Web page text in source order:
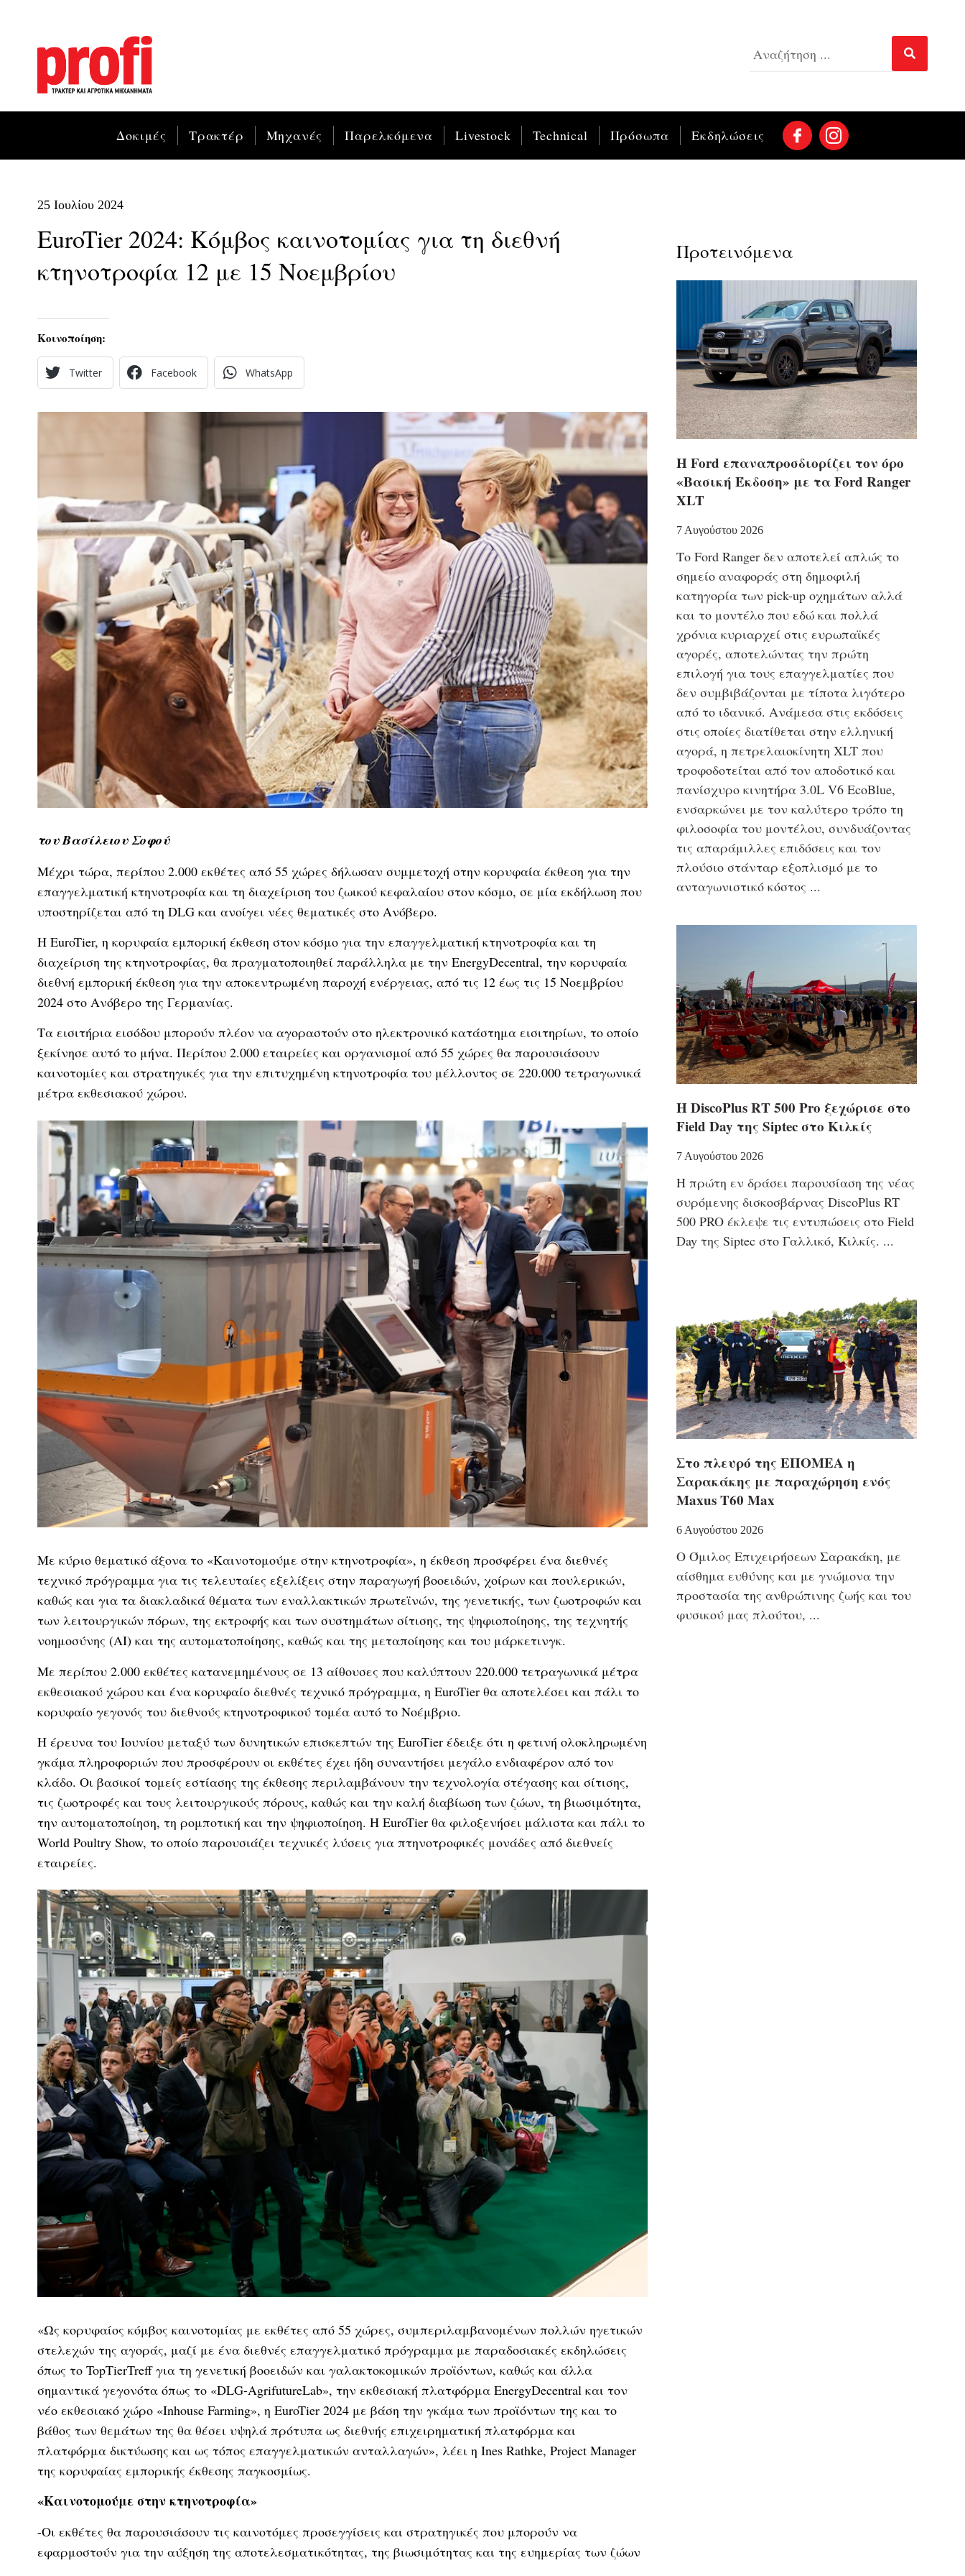
Δοκιμές Τρακτέρ Μηχανές Παρελκόμενα Livestock Technical Πρόσωπα Εκδηλώσεις
25 Ιουλίου 2024
EuroTier 2024: Kόμβος καινοτομίας για τη διεθνή
κτηνοτροφία 12 με 15 Νοεμβρίου
Κοινοποίηση:
Twitter Facebook WhatsApp
του Βασίλειου Σοφού
Μέχρι τώρα, περίπου 2.000 εκθέτες από 55 χώρες δήλωσαν συμμετοχή στην κορυφαία έκθεση για την
επαγγελματική κτηνοτροφία και τη διαχείριση του ζωικού κεφαλαίου στον κόσμο, σε μία εκδήλωση που
υποστηρίζεται από τη DLG και ανοίγει νέες θεματικές στο Ανόβερο.
Η EuroTier, η κορυφαία εμπορική έκθεση στον κόσμο για την επαγγελματική κτηνοτροφία και τη
διαχείριση της κτηνοτροφίας, θα πραγματοποιηθεί παράλληλα με την EnergyDecentral, την κορυφαία
διεθνή εμπορική έκθεση για την αποκεντρωμένη παροχή ενέργειας, από τις 12 έως τις 15 Νοεμβρίου
2024 στο Ανόβερο της Γερμανίας.
Τα εισιτήρια εισόδου μπορούν πλέον να αγοραστούν στο ηλεκτρονικό κατάστημα εισιτηρίων, το οποίο
ξεκίνησε αυτό το μήνα. Περίπου 2.000 εταιρείες και οργανισμοί από 55 χώρες θα παρουσιάσουν
καινοτομίες και στρατηγικές για την επιτυχημένη κτηνοτροφία του μέλλοντος σε 220.000 τετραγωνικά
μέτρα εκθεσιακού χώρου.
Με κύριο θεματικό άξονα το «Καινοτομούμε στην κτηνοτροφία», η έκθεση προσφέρει ένα διεθνές
τεχνικό πρόγραμμα για τις τελευταίες εξελίξεις στην παραγωγή βοοειδών, χοίρων και πουλερικών,
καθώς και για τα διακλαδικά θέματα των εναλλακτικών πρωτεϊνών, της γενετικής, των ζωοτροφών και
των λειτουργικών πόρων, της εκτροφής και των συστημάτων σίτισης, της ψηφιοποίησης, της τεχνητής
νοημοσύνης (AI) και της αυτοματοποίησης, καθώς και της μεταποίησης και του μάρκετινγκ.
Με περίπου 2.000 εκθέτες κατανεμημένους σε 13 αίθουσες που καλύπτουν 220.000 τετραγωνικά μέτρα
εκθεσιακού χώρου και ένα κορυφαίο διεθνές τεχνικό πρόγραμμα, η EuroTier θα αποτελέσει και πάλι το
κορυφαίο γεγονός του διεθνούς κτηνοτροφικού τομέα αυτό το Νοέμβριο.
Η έρευνα του Ιουνίου μεταξύ των δυνητικών επισκεπτών της EuroTier έδειξε ότι η φετινή ολοκληρωμένη
γκάμα πληροφοριών που προσφέρουν οι εκθέτες έχει ήδη συναντήσει μεγάλο ενδιαφέρον από τον
κλάδο. Οι βασικοί τομείς εστίασης της έκθεσης περιλαμβάνουν την τεχνολογία στέγασης και σίτισης,
τις ζωοτροφές και τους λειτουργικούς πόρους, καθώς και την καλή διαβίωση των ζώων, τη βιωσιμότητα,
την αυτοματοποίηση, τη ρομποτική και την ψηφιοποίηση. Η EuroTier θα φιλοξενήσει μάλιστα και πάλι το
World Poultry Show, το οποίο παρουσιάζει τεχνικές λύσεις για πτηνοτροφικές μονάδες από διεθνείς
εταιρείες.
«Ως κορυφαίος κόμβος καινοτομίας με εκθέτες από 55 χώρες, συμπεριλαμβανομένων πολλών ηγετικών
στελεχών της αγοράς, μαζί με ένα διεθνές επαγγελματικό πρόγραμμα με παραδοσιακές εκδηλώσεις
όπως το TopTierTreff για τη γενετική βοοειδών και γαλακτοκομικών προϊόντων, καθώς και άλλα
σημαντικά γεγονότα όπως το «DLG-AgrifutureLab», την εκθεσιακή πλατφόρμα EnergyDecentral και τον
νέο εκθεσιακό χώρο «Inhouse Farming», η EuroTier 2024 με βάση την γκάμα των προϊόντων της και το
βάθος των θεμάτων της θα θέσει υψηλά πρότυπα ως διεθνής επιχειρηματική πλατφόρμα και
πλατφόρμα δικτύωσης και ως τόπος επαγγελματικών ανταλλαγών», λέει η Ines Rathke, Project Manager
της κορυφαίας εμπορικής έκθεσης παγκοσμίως.
«Καινοτομούμε στην κτηνοτροφία»
-Οι εκθέτες θα παρουσιάσουν τις καινοτόμες προσεγγίσεις και στρατηγικές που μπορούν να
εφαρμοστούν για την αύξηση της αποτελεσματικότητας, της βιωσιμότητας και της ευημερίας των ζώων
Προτεινόμενα
Η Ford επαναπροσδιορίζει τον όρο
«Βασική Έκδοση» με τα Ford Ranger
XLT
7 Αυγούστου 2026
Το Ford Ranger δεν αποτελεί απλώς το
σημείο αναφοράς στη δημοφιλή
κατηγορία των pick-up οχημάτων αλλά
και το μοντέλο που εδώ και πολλά
χρόνια κυριαρχεί στις ευρωπαϊκές
αγορές, αποτελώντας την πρώτη
επιλογή για τους επαγγελματίες που
δεν συμβιβάζονται με τίποτα λιγότερο
από το ιδανικό. Ανάμεσα στις εκδόσεις
στις οποίες διατίθεται στην ελληνική
αγορά, η πετρελαιοκίνητη XLT που
τροφοδοτείται από τον αποδοτικό και
πανίσχυρο κινητήρα 3.0L V6 EcoBlue,
ενσαρκώνει με τον καλύτερο τρόπο τη
φιλοσοφία του μοντέλου, συνδυάζοντας
τις απαράμιλλες επιδόσεις και τον
πλούσιο στάνταρ εξοπλισμό με το
ανταγωνιστικό κόστος
Η DiscoPlus RT 500 Pro ξεχώρισε στο
Field Day της Siptec στο Κιλκίς
7 Αυγούστου 2026
Η πρώτη εν δράσει παρουσίαση της νέας
συρόμενης δισκοσβάρνας DiscoPlus RT
500 PRO έκλεψε τις εντυπώσεις στο Field
Day της Siptec στο Γαλλικό, Κιλκίς.
Στο πλευρό της ΕΠΟΜΕΑ η
Σαρακάκης με παραχώρηση ενός
Maxus T60 Max
6 Αυγούστου 2026
Ο Όμιλος Επιχειρήσεων Σαρακάκη, με
αίσθημα ευθύνης και με γνώμονα την
προστασία της ανθρώπινης ζωής και του
φυσικού μας πλούτου,